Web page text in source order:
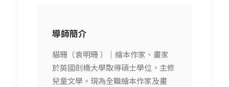
導師簡介
貓珊（袁明珊 ）｜繪本作家、畫家
於英國劍橋大學取得碩士學位，主修
兒童文學。現為全職繪本作家及畫